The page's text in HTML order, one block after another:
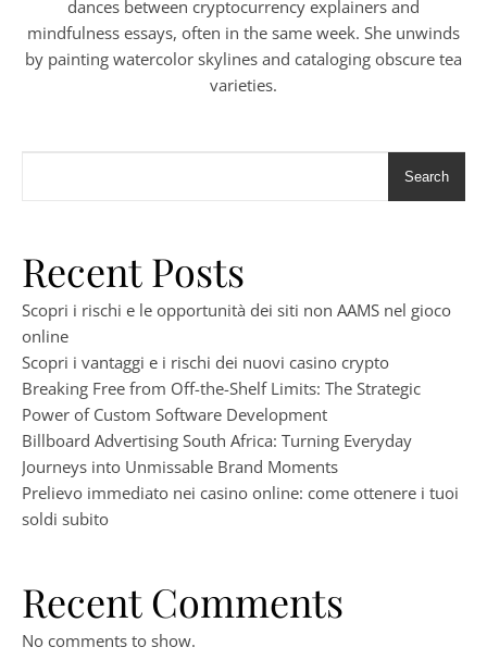
dances between cryptocurrency explainers and
mindfulness essays, often in the same week. She unwinds
by painting watercolor skylines and cataloging obscure tea
varieties.
Search
Recent Posts
Scopri i rischi e le opportunità dei siti non AAMS nel gioco
online
Scopri i vantaggi e i rischi dei nuovi casino crypto
Breaking Free from Off-the-Shelf Limits: The Strategic
Power of Custom Software Development
Billboard Advertising South Africa: Turning Everyday
Journeys into Unmissable Brand Moments
Prelievo immediato nei casino online: come ottenere i tuoi
soldi subito
Recent Comments
No comments to show.